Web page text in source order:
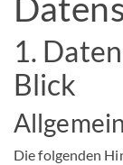
1.
Blick
Die folgenden